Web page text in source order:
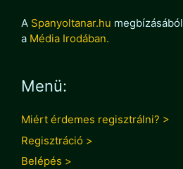
A Spanyoltanar.hu megbízásából
a Média Irodában.
Menü:
Miért érdemes regisztrálni? >
Regisztráció >
Belépés >